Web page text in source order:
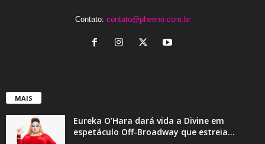
Contato: contato@pheeno.com.br
MAIS
Eureka O’Hara dará vida a Divine em
espetáculo Off-Broadway que estreia...